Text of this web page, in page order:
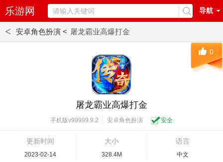
乐游网 导航
< 安卓角色扮演 < 屠龙霸业高爆打金
屠龙霸业高爆打金
手机版v99999.9.2 安卓角色扮演 安全
更新时间
2023-02-14
大小
328.4M
语言
中文
0